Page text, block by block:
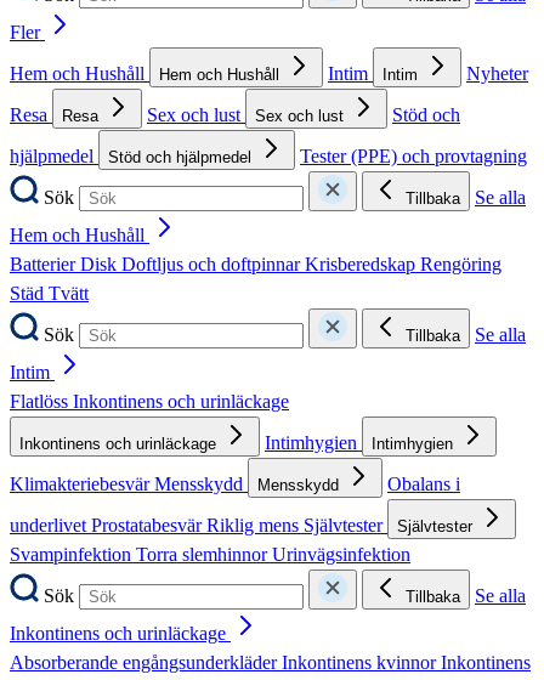
Fler
Hem och Hushåll
Hem och Hushåll Intim Intim
Nyheter
Resa
Resa Sex och lust Sex och lust
Stöd och
hjälpmedel
Stöd och hjälpmedel
Tester (PPE) och provtagning
Sök
Tillbaka
Se alla
Hem och Hushåll
BatterierDisk Doftljus och doftpinnarKrisberedskap Rengöring
Städ Tvätt
Sök
Tillbaka
Se alla
Intim
Flatlöss Inkontinens och urinläckage
Inkontinens och urinläckage Intimhygien Intimhygien
KlimakteriebesvärMensskydd Mensskydd
Obalans i
underlivetProstatabesvärRiklig mens Självtester Självtester
Svampinfektion Torra slemhinnorUrinvägsinfektion
Sök
Tillbaka
Se alla
Inkontinens och urinläckage
Absorberande engångsunderkläderInkontinens kvinnorInkontinens